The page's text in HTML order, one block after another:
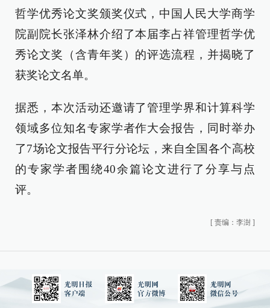
哲学优秀论文奖颁奖仪式，中国人民大学商学
院副院长张泽林介绍了本届李占祥管理哲学优
秀论文奖（含青年奖）的评选流程，并揭晓了
获奖论文名单。
据悉，本次活动还邀请了管理学界和计算科学
领域多位知名专家学者作大会报告，同时举办
了7场论文报告平行分论坛，来自全国各个高校
的专家学者围绕40余篇论文进行了分享与点
评。
[ 责编：李澍 ]